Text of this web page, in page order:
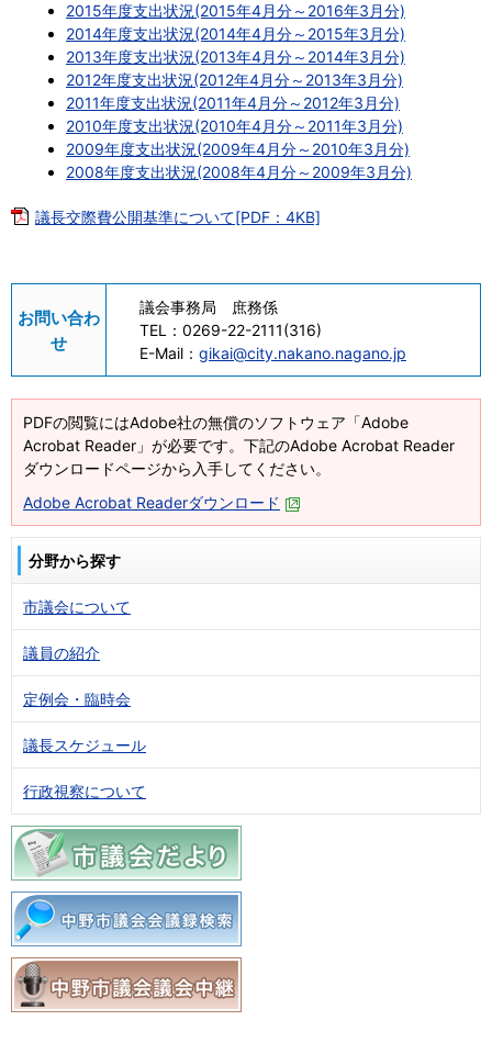
2015年度支出状況(2015年4月分～2016年3月分)
2014年度支出状況(2014年4月分～2015年3月分)
2013年度支出状況(2013年4月分～2014年3月分)
2012年度支出状況(2012年4月分～2013年3月分)
2011年度支出状況(2011年4月分～2012年3月分)
2010年度支出状況(2010年4月分～2011年3月分)
2009年度支出状況(2009年4月分～2010年3月分)
2008年度支出状況(2008年4月分～2009年3月分)
議長交際費公開基準について[PDF：4KB]
お問い合わ
せ
議会事務局 庶務係
TEL： 0269-22-2111(316)
E-Mail： gikai@city.nakano.nagano.jp
PDFの閲覧にはAdobe社の無償のソフトウェア「Adobe
Acrobat Reader」が必要です。下記のAdobe Acrobat Reader
ダウンロードページから入手してください。
Adobe Acrobat Readerダウンロード
分野から探す
市議会について
議員の紹介
定例会・臨時会
議長スケジュール
行政視察について